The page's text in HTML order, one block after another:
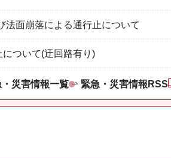
法面崩落による通行止について
ついて(迂回路有り)
・災害情報一覧 緊急・災害情報RSS